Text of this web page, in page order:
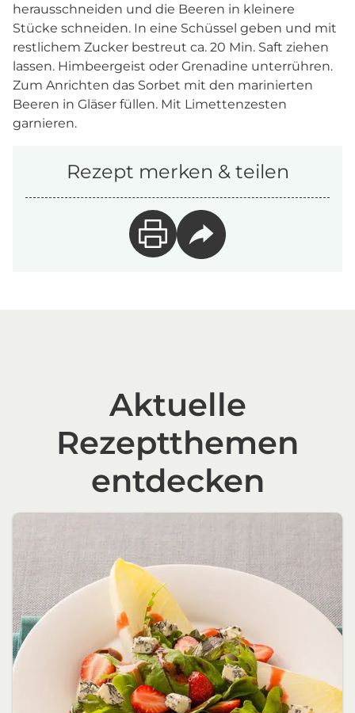
herausschneiden und die Beeren in kleinere
Stücke schneiden. In eine Schüssel geben und mit
restlichem Zucker bestreut ca. 20 Min. Saft ziehen
lassen. Himbeergeist oder Grenadine unterrühren.
Zum Anrichten das Sorbet mit den marinierten
Beeren in Gläser füllen. Mit Limettenzesten
garnieren.
Rezept merken & teilen
Aktuelle
Rezeptthemen
entdecken